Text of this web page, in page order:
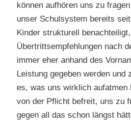
können aufhören uns zu
unser Schulsystem bereits
Kinder strukturell
Übertrittsempfehlungen nach
immer eher anhand des
Leistung gegeben werden und
es, was uns wirklich aufatmen
von der Pflicht befreit, uns zu
gegen all das schon längst